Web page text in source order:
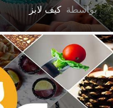
بواسطة كيف لابز